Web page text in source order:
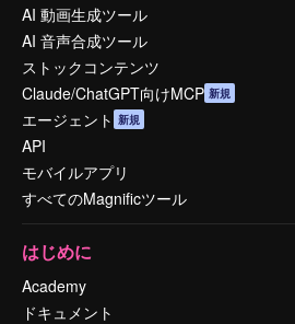
AI 動画生成ツール
AI 音声合成ツール
ストックコンテンツ
Claude/ChatGPT向けMCP 新規
エージェント 新規
API
モバイルアプリ
すべてのMagnificツール
はじめに
Academy
ドキュメント